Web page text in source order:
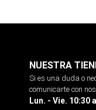
NUESTRA
Si es una duda o
comunicarte con
Lun. - Vie. 10:30